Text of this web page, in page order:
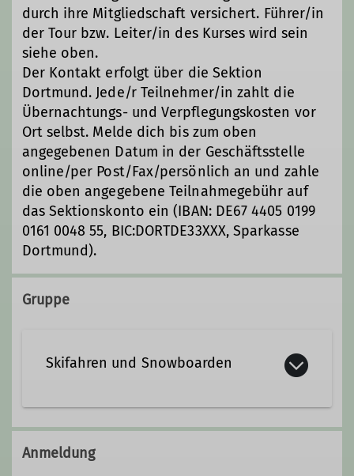
durch ihre Mitgliedschaft versichert. Führer/in
der Tour bzw. Leiter/in des Kurses wird sein
siehe oben.
Der Kontakt erfolgt über die Sektion
Dortmund. Jede/r Teilnehmer/in zahlt die
Übernachtungs- und Verpflegungskosten vor
Ort selbst. Melde dich bis zum oben
angegebenen Datum in der Geschäftsstelle
online/per Post/Fax/persönlich an und zahle
die oben angegebene Teilnahmegebühr auf
das Sektionskonto ein (IBAN: DE67 4405 0199
0161 0048 55, BIC:DORTDE33XXX, Sparkasse
Dortmund).
Gruppe
Skifahren und Snowboarden
Unsere Angebote richten sich an alle
Schneesportbegeisterten egal ob
Anfänger, Fortgeschrittene oder
Anmeldung